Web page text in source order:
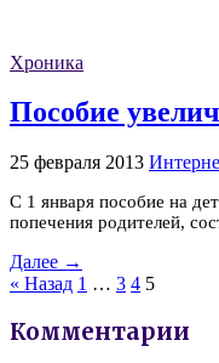
Хроника
Пособие
25 февраля 2013
С 1 января пособие на
попечения родителей,
Далее →
« Назад 1 … 3 4 5
Комментарии